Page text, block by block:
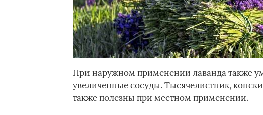
При наружном применении лаванда также
увеличенные сосуды. Тысячелистник,
также полезны при местном применении.